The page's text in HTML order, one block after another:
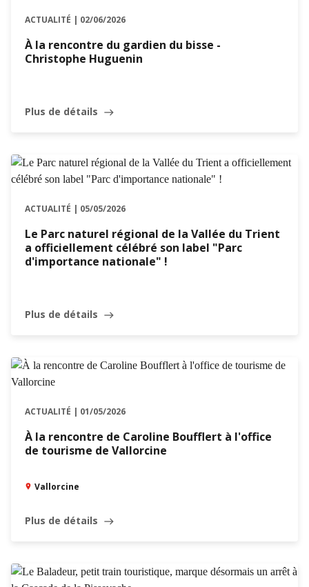
ACTUALITÉ | 02/06/2026
À la rencontre du gardien du bisse -
Christophe Huguenin
Plus de détails east
ACTUALITÉ | 05/05/2026
Le Parc naturel régional de la Vallée du Trient
a officiellement célébré son label "Parc
d'importance nationale" !
Plus de détails east
ACTUALITÉ | 01/05/2026
À la rencontre de Caroline Boufflert à l'office
de tourisme de Vallorcine
Vallorcine
Plus de détails east